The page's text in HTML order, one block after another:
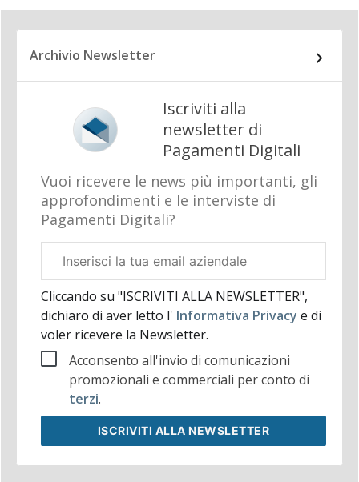
Archivio Newsletter
Iscriviti alla
newsletter di
Pagamenti Digitali
Vuoi ricevere le news più importanti, gli
approfondimenti e le interviste di
Pagamenti Digitali?
aziendale
Cliccando su "ISCRIVITI ALLA NEWSLETTER",
dichiaro di aver letto l' Informativa Privacy e di
voler ricevere la Newsletter.
Acconsento all'invio di comunicazioni
promozionali e commerciali per conto di
terzi.
ISCRIVITI ALLA NEWSLETTER